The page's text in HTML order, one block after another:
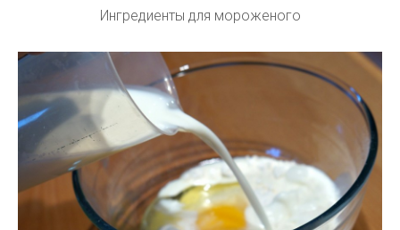
Ингредиенты для мороженого